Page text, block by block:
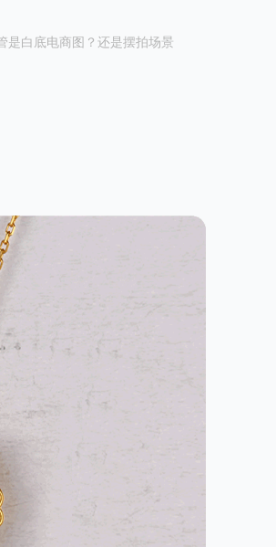
是白底电商图？还是摆拍场景